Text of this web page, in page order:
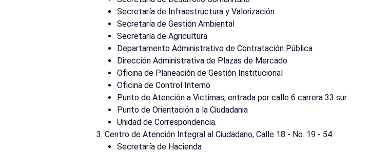
Secretaría de Infraestructura y Valorización
Secretaría de Gestión Ambiental
Secretaría de Agricultura
Departamento Administrativo de Contratación Pública
Dirección Administrativa de Plazas de Mercado
Oficina de Planeación de Gestión Institucional
Oficina de Control Interno
Punto de Atención a Victimas, entrada por calle 6 carrera 33 sur.
Punto de Orientación a la Ciudadania
Unidad de Correspondencia.
Centro de Atención Integral al Ciudadano, Calle 18 - No. 19 - 54
Secretaría de Hacienda